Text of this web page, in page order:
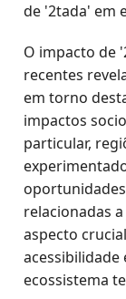
de '2tada' em
O impacto de
recentes
em torno
impactos
particular,
relacionadas
aspecto
acessibilidade
ecossistema